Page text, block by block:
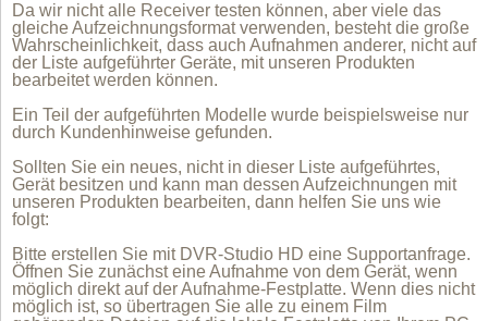
Da wir nicht alle Receiver testen können, aber viele das
gleiche Aufzeichnungsformat verwenden, besteht die große
Wahrscheinlichkeit, dass auch Aufnahmen anderer, nicht auf
der Liste aufgeführter Geräte, mit unseren Produkten
bearbeitet werden können.
Ein Teil der aufgeführten Modelle wurde beispielsweise nur
durch Kundenhinweise gefunden.
Sollten Sie ein neues, nicht in dieser Liste aufgeführtes,
Gerät besitzen und kann man dessen Aufzeichnungen mit
unseren Produkten bearbeiten, dann helfen Sie uns wie
folgt:
Bitte erstellen Sie mit DVR-Studio HD eine Supportanfrage.
Öffnen Sie zunächst eine Aufnahme von dem Gerät, wenn
möglich direkt auf der Aufnahme-Festplatte. Wenn dies nicht
möglich ist, so übertragen Sie alle zu einem Film